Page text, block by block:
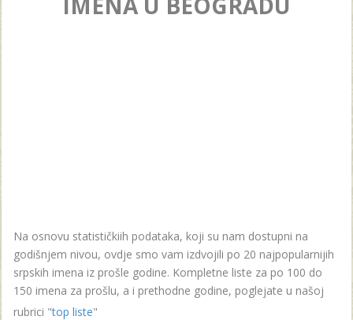
Na osnovu statističkiih podataka, koji su nam dostupni na
godišnjem nivou, ovdje smo vam izdvojili po 20 najpopularnijih
srpskih imena iz prošle godine. Kompletne liste za po 100 do
150 imena za prošlu, a i prethodne godine, poglejate u našoj
rubrici "top liste"